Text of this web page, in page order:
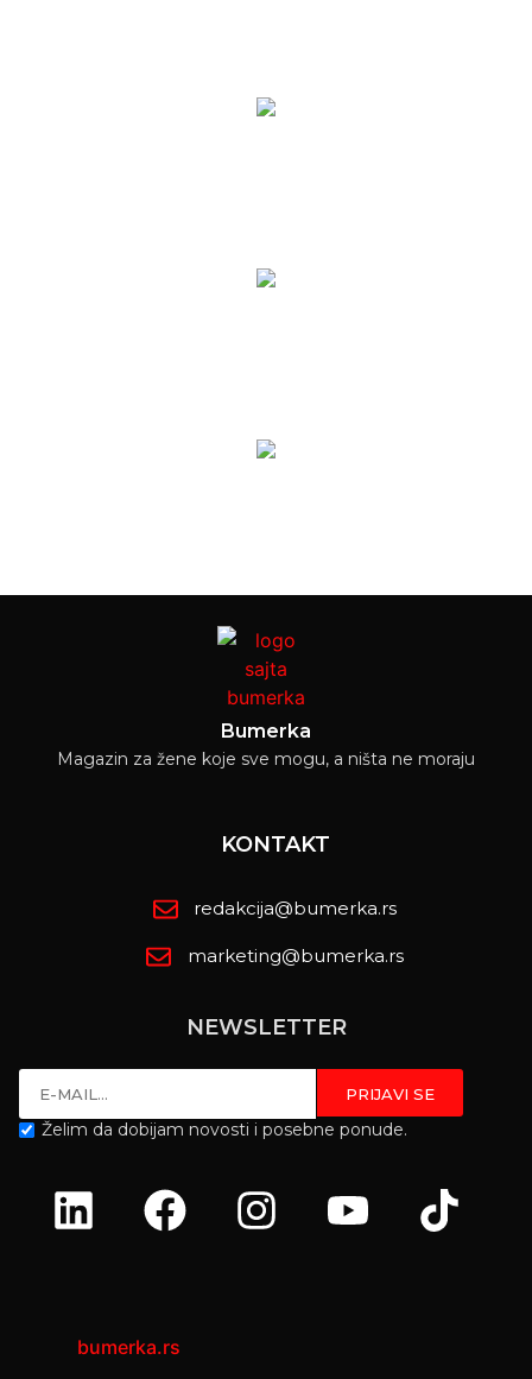
Bumerka
Magazin za žene koje sve mogu, a ništa ne moraju
KONTAKT
redakcija@bumerka.rs
marketing@bumerka.rs
NEWSLETTER
Želim da dobijam novosti i posebne ponude.
bumerka.rs